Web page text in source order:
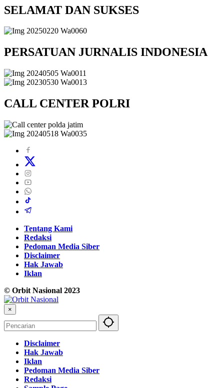
SELAMAT DAN SUKSES
PERSATUAN JURNALIS INDONESIA
CALL CENTER POLRI
Tentang Kami
Redaksi
Pedoman Media Siber
Disclaimer
Hak Jawab
Iklan
© Orbit Nasional 2023
×
Disclaimer
Hak Jawab
Iklan
Pedoman Media Siber
Redaksi